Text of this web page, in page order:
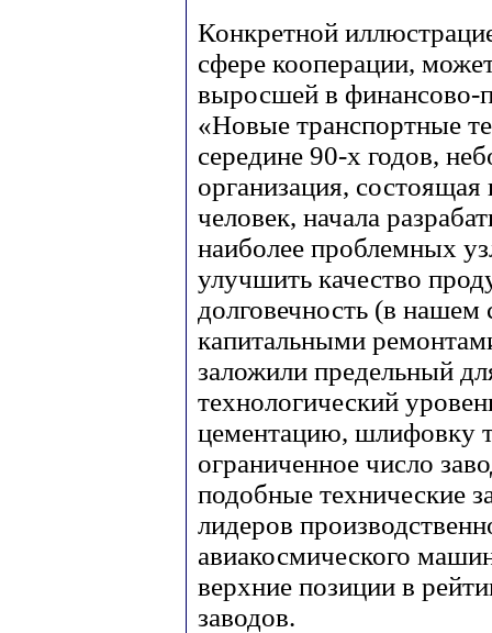
Конкретной
сфере кооперации,
выросшей в финансово-
«Новые транспортные
середине 90-х годов,
организация,
человек, начала
наиболее проблемных
улучшить качество
долговечность (в
капитальными
заложили предельный
технологический
цементацию, шлифовку
ограниченное число
подобные технические
лидеров
авиакосмического
верхние позиции в
заводов.